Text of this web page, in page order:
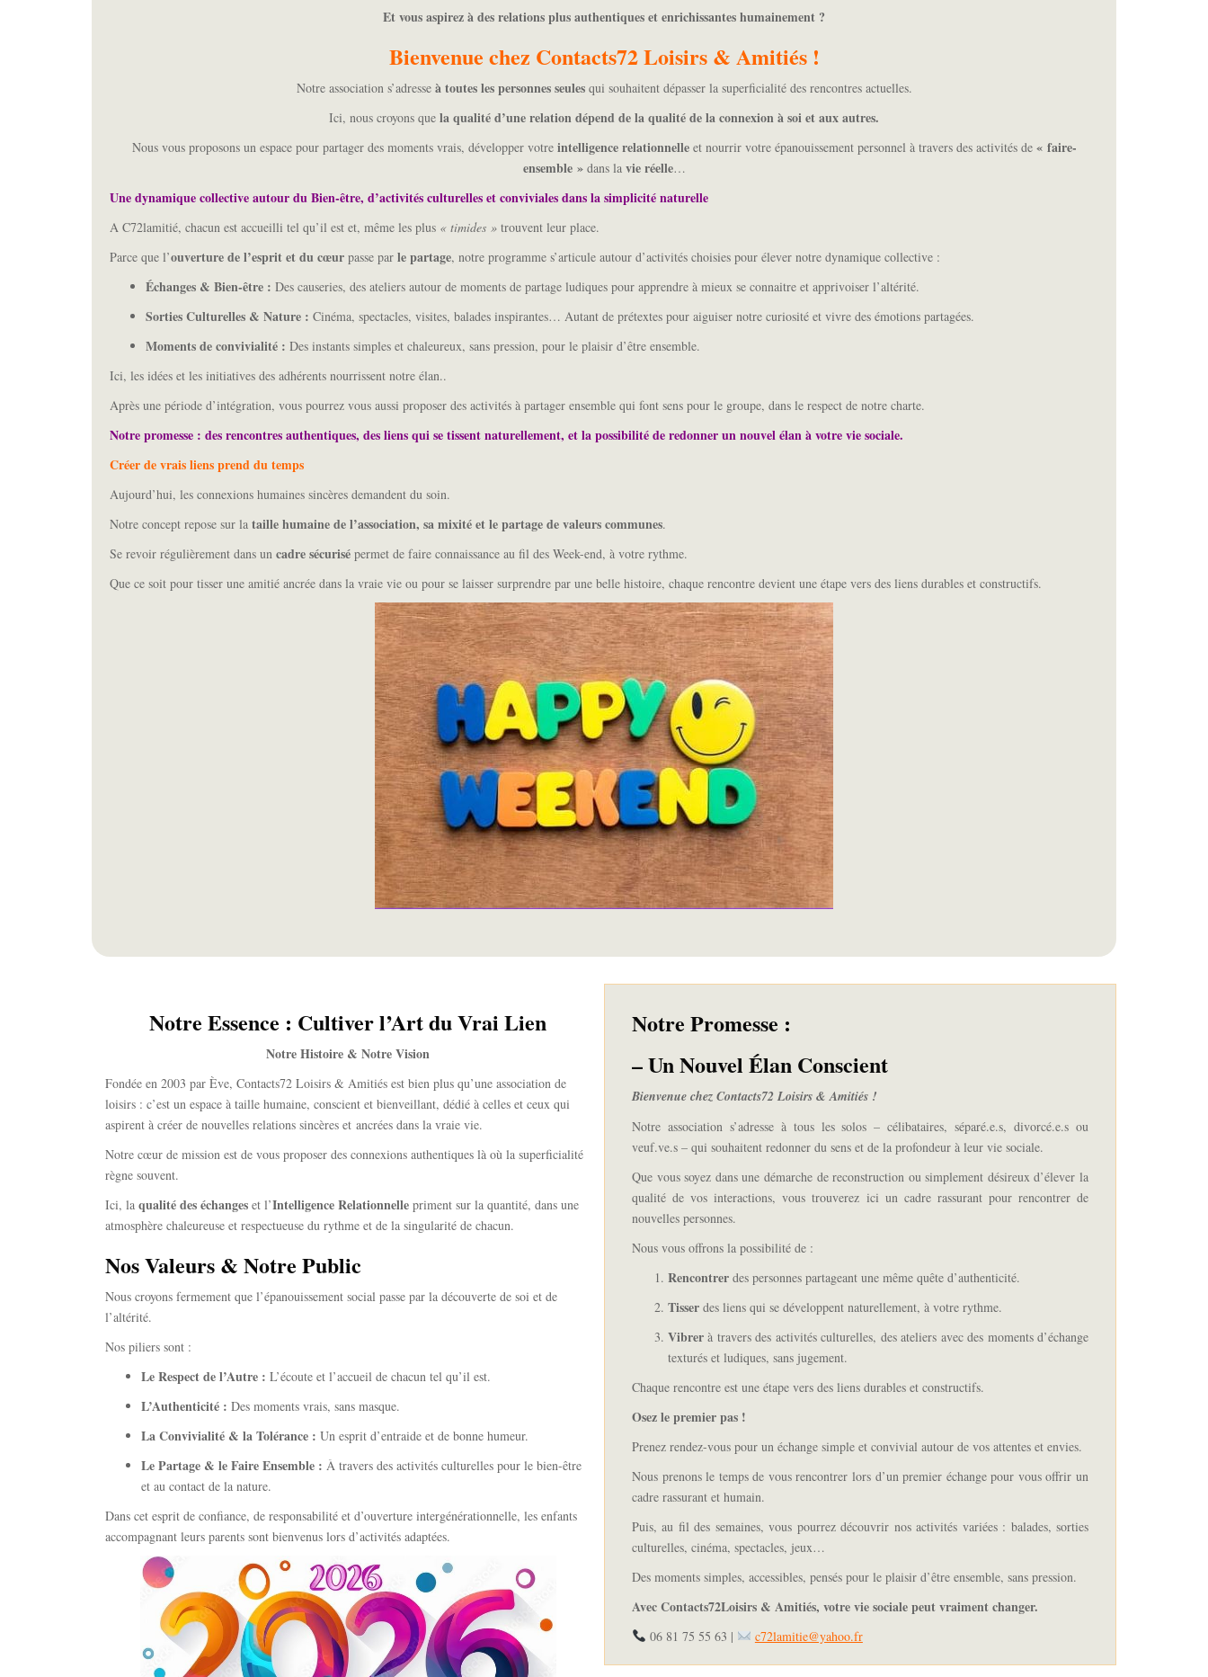
Et vous aspirez à des relations plus authentiques et enrichissantes humainement ?
Bienvenue chez Contacts72 Loisirs & Amitiés !
Notre association s’adresse à toutes les personnes seulesqui souhaitent dépasser la superficialité des rencontres actuelles.
Ici, nous croyons que la qualité d’une relation dépend de la qualité de la connexion à soi et aux autres.
Nous vous proposons un espace pour partager des moments vrais, développer votre intelligence relationnelleet nourrir votre épanouissement personnel à travers des activités de « faire-
ensemble » dans la vie réelle…
Une dynamique collective autour du Bien-être, d’activités culturelles et conviviales dans la simplicité naturelle
A C72lamitié, chacun est accueilli tel qu’il est et, même les plus « timides » trouvent leur place.
Parce que l’ouverture de l’esprit et du cœur passe par le partage, notre programme s’articule autour d’activités choisies pour élever notre dynamique collective :
Échanges & Bien-être : Des causeries, des ateliers autour de moments de partage ludiques pour apprendre à mieux se connaitre et apprivoiser l’altérité.
Sorties Culturelles & Nature : Cinéma, spectacles, visites, balades inspirantes… Autant de prétextes pour aiguiser notre curiosité et vivre des émotions partagées.
Moments de convivialité : Des instants simples et chaleureux, sans pression, pour le plaisir d’être ensemble.
Ici, les idées et les initiatives des adhérents nourrissent notre élan..
Après une période d’intégration, vous pourrez vous aussi proposer des activités à partager ensemble qui font sens pour le groupe, dans le respect de notre charte.
Notre promesse : des rencontres authentiques, des liens qui se tissent naturellement, et la possibilité de redonner un nouvel élan à votre vie sociale.
Créer de vrais liens prend du temps
Aujourd’hui, les connexions humaines sincères demandent du soin.
Notre concept repose sur la taille humaine de l’association, sa mixité et le partage de valeurs communes.
Se revoir régulièrement dans un cadre sécurisé permet de faire connaissance au fil des Week-end, à votre rythme.
Que ce soit pour tisser une amitié ancrée dans la vraie vie ou pour se laisser surprendre par une belle histoire, chaque rencontre devient une étape vers des liens durables et constructifs.
Notre Essence : Cultiver l’Art du Vrai Lien
Notre Histoire & Notre Vision
Fondée en 2003 par Ève, Contacts72 Loisirs & Amitiés est bien plus qu’une association de
loisirs : c’est un espace à taille humaine, conscient et bienveillant, dédié à celles et ceux qui
aspirent à créer de nouvelles relations sincères et ancrées dans la vraie vie.
Notre cœur de mission est de vous proposer des connexions authentiques là où la superficialité
règne souvent.
Ici, la qualité des échanges et l’Intelligence Relationnelle priment sur la quantité, dans une
atmosphère chaleureuse et respectueuse du rythme et de la singularité de chacun.
Nos Valeurs & Notre Public
Nous croyons fermement que l’épanouissement social passe par la découverte de soi et de
l’altérité.
Nos piliers sont :
Le Respect de l’Autre : L’écoute et l’accueil de chacun tel qu’il est.
L’Authenticité : Des moments vrais, sans masque.
La Convivialité & la Tolérance : Un esprit d’entraide et de bonne humeur.
Le Partage & le Faire Ensemble : À travers des activités culturelles pour le bien-être
et au contact de la nature.
Dans cet esprit de confiance, de responsabilité et d’ouverture intergénérationnelle, les enfants
accompagnant leurs parents sont bienvenus lors d’activités adaptées.
Notre Promesse :
– Un Nouvel Élan Conscient
Bienvenue chez Contacts72 Loisirs & Amitiés !
Notre association s’adresse à tous les solos – célibataires, séparé.e.s, divorcé.e.s ou
veuf.ve.s – qui souhaitent redonner du sens et de la profondeur à leur vie sociale.
Que vous soyez dans une démarche de reconstruction ou simplement désireux d’élever la
qualité de vos interactions, vous trouverez ici un cadre rassurant pour rencontrer de
nouvelles personnes.
Nous vous offrons la possibilité de :
Rencontrer des personnes partageant une même quête d’authenticité.
Tisser des liens qui se développent naturellement, à votre rythme.
Vibrer à travers des activités culturelles, des ateliers avec des moments d’échange
texturés et ludiques, sans jugement.
Chaque rencontre est une étape vers des liens durables et constructifs.
Osez le premier pas !
Prenez rendez-vous pour un échange simple et convivial autour de vos attentes et envies.
Nous prenons le temps de vous rencontrer lors d’un premier échange pour vous offrir un
cadre rassurant et humain.
Puis, au fil des semaines, vous pourrez découvrir nos activités variées : balades, sorties
culturelles, cinéma, spectacles, jeux…
Des moments simples, accessibles, pensés pour le plaisir d’être ensemble, sans pression.
Avec Contacts72Loisirs & Amitiés, votre vie sociale peut vraiment changer.
06 81 75 55 63 | c72lamitie@yahoo.fr